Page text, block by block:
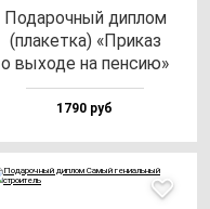
Пода­роч­ный дип­лом
(пла­кет­ка) «При­каз
о вы­хо­де на пен­сию»
1790 руб